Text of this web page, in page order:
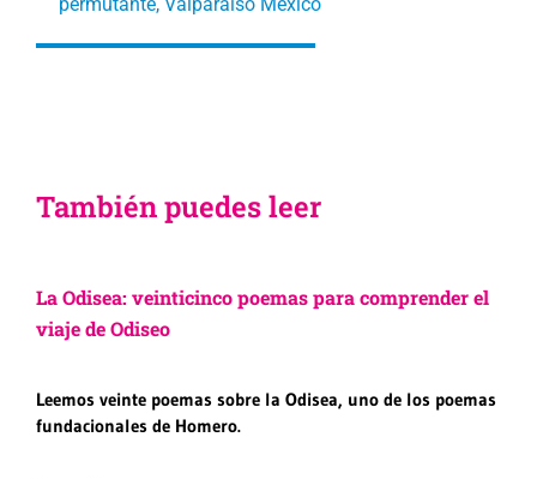
También puedes leer
La Odisea: veinticinco poemas para comprender el
viaje de Odiseo
Leemos veinte poemas sobre la Odisea, uno de los poemas
fundacionales de Homero.